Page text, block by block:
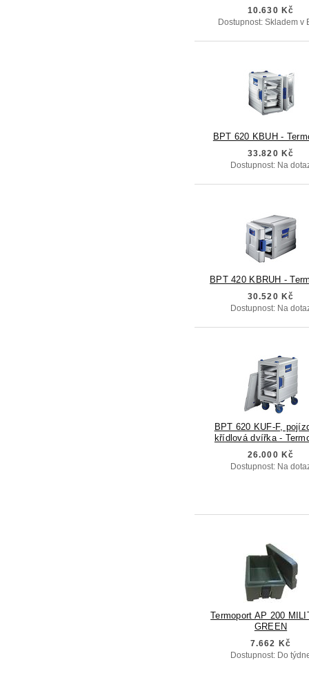
10.630 Kč
Dostupnost: Skladem v
BPT 620 KBUH -
33.820 Kč
Dostupnost: Na
BPT 420 KBRUH -
30.520 Kč
Dostupnost: Na
BPT 620 KUF-F,
křídlová dvířka -
26.000 Kč
Dostupnost: Na
Termoport AP 200
GREEN
7.662 Kč
Dostupnost: Do